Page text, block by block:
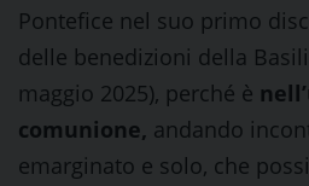
Pontefice nel suo primo
delle benedizioni della
maggio 2025), perché è
comunione, andando
emarginato e solo, che